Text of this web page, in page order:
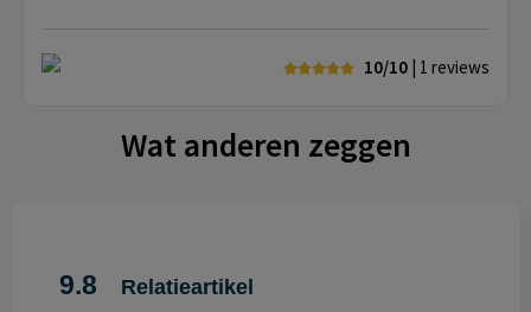
10/10 | 1 reviews
Wat anderen zeggen
9.8 Relatieartikel